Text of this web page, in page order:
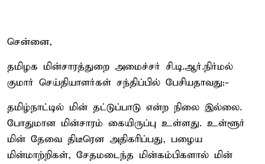
சென்னை,
தமிழக மின்சாரத்துறை அமைச்சர் சி.டி.ஆர்.நிர்மல்
குமார் செய்தியாளர்கள் சந்திப்பில் பேசியதாவது:-
தமிழ்நாட்டில் மின் தட்டுப்பாடு என்ற நிலை இல்லை.
போதுமான மின்சாரம் கையிருப்பு உள்ளது. உள்ளூர்
மின் தேவை திடீரென அதிகரிப்பது, பழைய
மின்மாற்றிகள், சேதமடைந்த மின்கம்பிகளால் மின்